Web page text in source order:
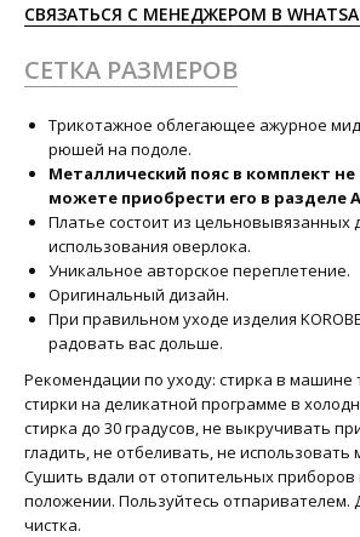
СВЯЗАТЬСЯ С МЕНЕДЖЕРОМ В
СЕТКА РАЗМЕРОВ
Трикотажное облегающее ажурное
рюшей на подоле.
Металлический пояс в комплект
можете приобрести его в разделе
Платье состоит из цельновывязанных
использования оверлока.
Уникальное авторское переплетение.
Оригинальный дизайн.
При правильном уходе изделия
радовать вас дольше.
Рекомендации по уходу: стирка в машине
стирки на деликатной программе в
стирка до 30 градусов, не выкручивать
гладить, не отбеливать, не
Сушить вдали от отопительных приборов
положении. Пользуйтесь отпаривателем.
чистка.